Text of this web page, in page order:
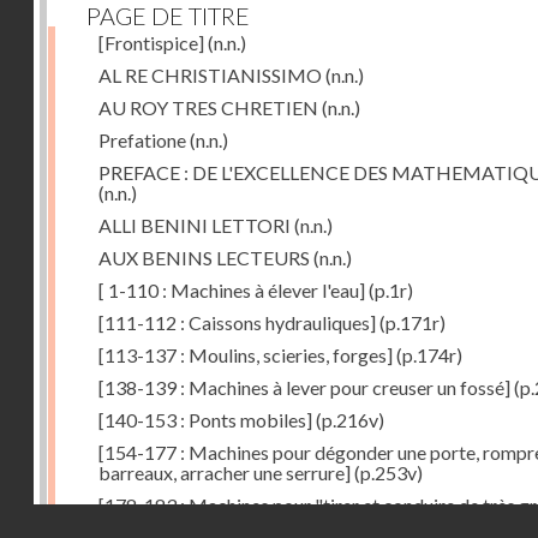
PAGE DE TITRE
[Frontispice](n.n.)
AL RE CHRISTIANISSIMO (n.n.)
AU ROY TRES CHRETIEN (n.n.)
Prefatione(n.n.)
PREFACE : DE L'EXCELLENCE DES
(n.n.)
ALLI BENINI LETTORI (n.n.)
AUX BENINS LECTEURS (n.n.)
[ 1-110 : Machines à élever l'eau](p.1r)
[111-112 : Caissons hydrauliques](p.171r)
[113-137 : Moulins, scieries, forges](p.174r)
[138-139 : Machines à lever pour creuser un fossé]
[140-153 : Ponts mobiles](p.216v)
[154-177 : Machines pour dégonder une porte,
barreaux, arracher une serrure](p.253v)
[178-183 : Machines pour "tirer et conduire de très